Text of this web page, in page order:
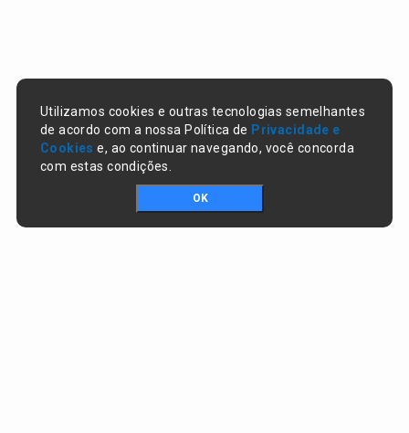
Utilizamos cookies e outras tecnologias semelhantes
de acordo com a nossa Política de Privacidade e
Cookies e, ao continuar navegando, você concorda
com estas condições.
OK